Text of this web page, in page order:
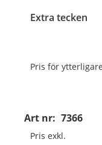
Extra tecken
Art nr: 7366
Pris för
Pris exkl.